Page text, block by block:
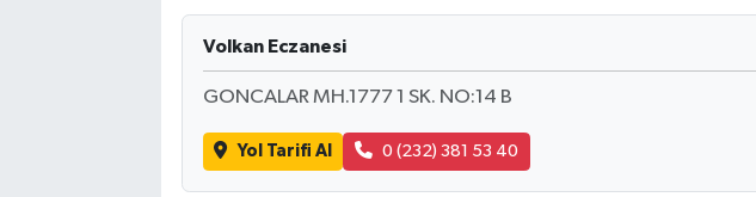
Volkan Eczanesi
GONCALAR MH.1777 1 SK. NO:14 B
Yol Tarifi Al 0 (232) 381 53 40